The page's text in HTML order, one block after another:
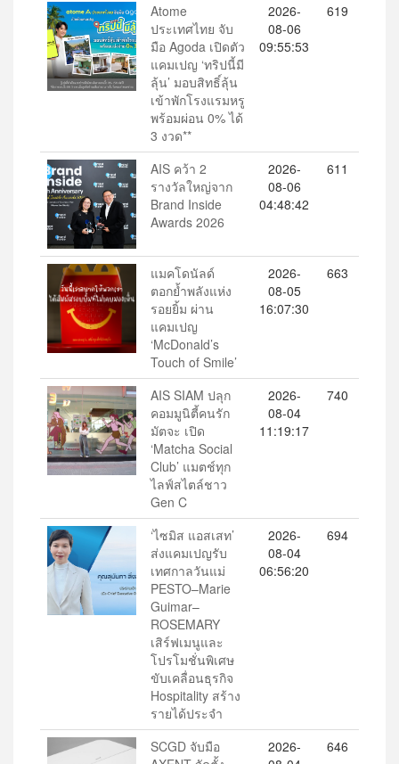
Atome
ประเทศไทย จับ
มือ Agoda เปิดตัว
แคมเปญ ‘ทริปนี้มี
ลุ้น’ มอบสิทธิ์ลุ้น
เข้าพักโรงแรมหรู
พร้อมผ่อน 0% ได้
3 งวด**
2026-
08-06
09:55:53
619
AIS คว้า 2
รางวัลใหญ่จาก
Brand Inside
Awards 2026
2026-
08-06
04:48:42
611
แมคโดนัลด์
ตอกย้ำพลังแห่ง
รอยยิ้ม ผ่าน
แคมเปญ
‘McDonald’s
Touch of Smile’
2026-
08-05
16:07:30
663
AIS SIAM ปลุก
คอมมูนิตี้คนรัก
มัตจะ เปิด
‘Matcha Social
Club’ แมตช์ทุก
ไลฟ์สไตล์ชาว
Gen C
2026-
08-04
11:19:17
740
‘ไซมิส แอสเสท’
ส่งแคมเปญรับ
เทศกาลวันแม่
PESTO–Marie
Guimar–
ROSEMARY
เสิร์ฟเมนูและ
โปรโมชั่นพิเศษ
ขับเคลื่อนธุรกิจ
Hospitality สร้าง
รายได้ประจำ
2026-
08-04
06:56:20
694
SCGD จับมือ
2026-
646